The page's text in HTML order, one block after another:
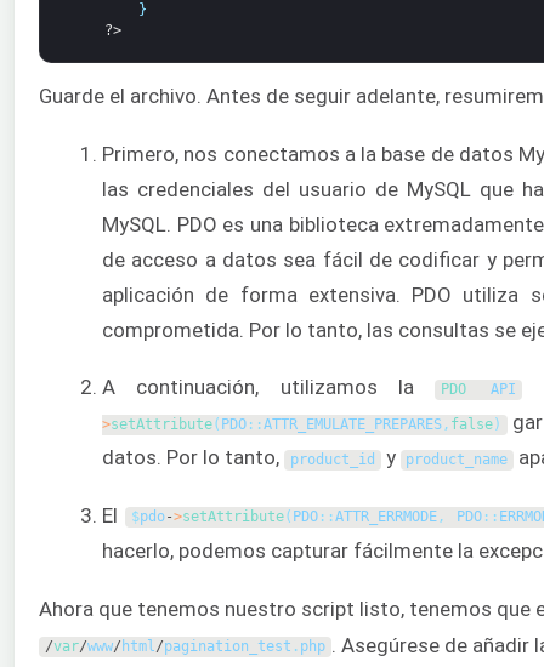
}
?>
Guarde el archivo. Antes de seguir adelante,
Primero, nos conectamos a la base de datos
las credenciales del usuario de MySQL que
MySQL. PDO es una biblioteca
de acceso a datos sea fácil de codificar y
aplicación de forma extensiva. PDO utiliza
comprometida. Por lo tanto, las consultas se
A continuación, utilizamos la PDO API
>setAttribute( PDO : :ATTR_EMULATE_PREPARES , false)
datos. Por lo tanto,
product_id y product_name
El $pdo->setAttribute( PDO: :ATTR_ERRMODE, PDO: :
hacerlo, podemos capturar fácilmente la
Ahora que tenemos nuestro script listo, tenemos que
/var/www/html/pagination_test . php . Asegúrese de añadir